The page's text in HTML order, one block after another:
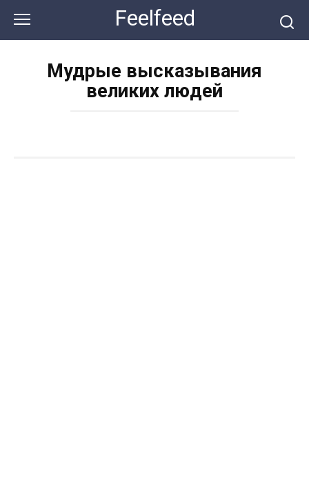
контенту
Feelfeed
Мудрые высказывания
великих людей